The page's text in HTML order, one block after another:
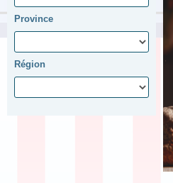
Province
Région